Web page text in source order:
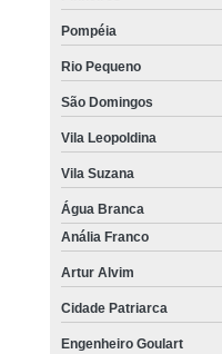
Pompéia
Rio Pequeno
São Domingos
Vila Leopoldina
Vila Suzana
Água Branca
Anália Franco
Artur Alvim
Cidade Patriarca
Engenheiro Goulart